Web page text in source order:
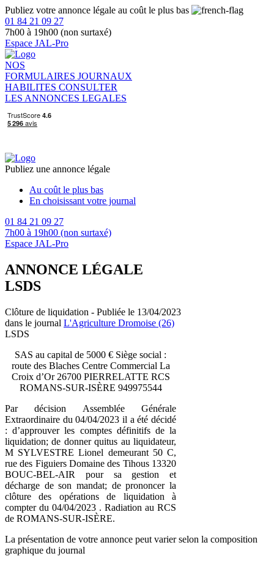
Publiez votre annonce légale au coût le plus bas
01 84 21 09 27
7h00 à 19h00 (non surtaxé)
Espace JAL-Pro
NOS
FORMULAIRES JOURNAUX
HABILITES CONSULTER
LES ANNONCES LEGALES
Publiez une annonce légale
Au coût le plus bas
En choisissant votre journal
01 84 21 09 27
7h00 à 19h00 (non surtaxé)
Espace JAL-Pro
ANNONCE LÉGALE
LSDS
Clôture de liquidation - Publiée le 13/04/2023
dans le journal L'Agriculture Dromoise (26)
LSDS
SAS au capital de 5000 € Siège social :
route des Blaches Centre Commercial La
Croix d’Or 26700 PIERRELATTE RCS
ROMANS-SUR-ISÈRE 949975544
Par décision Assemblée Générale
Extraordinaire du 04/04/2023 il a été décidé
: d’approuver les comptes définitifs de la
liquidation; de donner quitus au liquidateur,
M SYLVESTRE Lionel demeurant 50 C,
rue des Figuiers Domaine des Tihous 13320
BOUC-BEL-AIR pour sa gestion et
décharge de son mandat; de prononcer la
clôture des opérations de liquidation à
compter du 04/04/2023 . Radiation au RCS
de ROMANS-SUR-ISÈRE.
La présentation de votre annonce peut varier selon la composition
graphique du journal